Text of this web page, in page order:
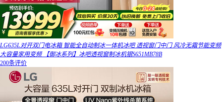
LG635L对开双门电冰箱 智能全自动制冰一体机冰吧 透视窗门中门 风冷无霜节能变频
大容量家用变频 【御冰系列】冰吧透视窗制冰机银S651MB78B
200条评价